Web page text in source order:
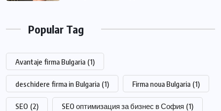
Popular Tag
Avantaje firma Bulgaria (1)
deschidere firma in Bulgaria (1) Firma noua Bulgaria (1)
SEO (2) SEO оптимизация за бизнес в София (1)